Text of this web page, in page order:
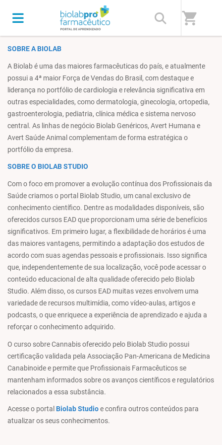
shopping_cart
/Biolab Farmacêutica - Viva a Evolução
SOBRE A BIOLAB
A Biolab é uma das maiores farmacêuticas do país, e atualmente
possui a 4ª maior Força de Vendas do Brasil, com destaque e
liderança no portfólio de cardiologia e relevância significativa em
outras especialidades, como dermatologia, ginecologia, ortopedia,
gastroenterologia, pediatria, clínica médica e sistema nervoso
central. As linhas de negócio Biolab Genéricos, Avert Humana e
Avert Saúde Animal complementam de forma estratégica o
portfólio da empresa.
SOBRE O BIOLAB STUDIO
Com o foco em promover a evolução contínua dos Profissionais da
Saúde criamos o portal Biolab Studio, um canal exclusivo de
conhecimento científico. Dentre as modalidades disponíveis, são
oferecidos cursos EAD que proporcionam uma série de benefícios
significativos. Em primeiro lugar, a flexibilidade de horários é uma
das maiores vantagens, permitindo a adaptação dos estudos de
acordo com suas agendas pessoais e profissionais. Isso significa
que, independentemente de sua localização, você pode acessar o
conteúdo educacional de alta qualidade oferecido pelo Biolab
Studio. Além disso, os cursos EAD muitas vezes envolvem uma
variedade de recursos multimídia, como vídeo-aulas, artigos e
podcasts, o que enriquece a experiência de aprendizado e ajuda a
reforçar o conhecimento adquirido.
O curso sobre Cannabis oferecido pelo Biolab Studio possui
certificação validada pela Associação Pan-Americana de Medicina
Canabinoide e permite que Profissionais Farmacêuticos se
mantenham informados sobre os avanços científicos e regulatórios
relacionados a essa substância.
Acesse o portal Biolab Studioe confira outros conteúdos para
atualizar os seus conhecimentos.